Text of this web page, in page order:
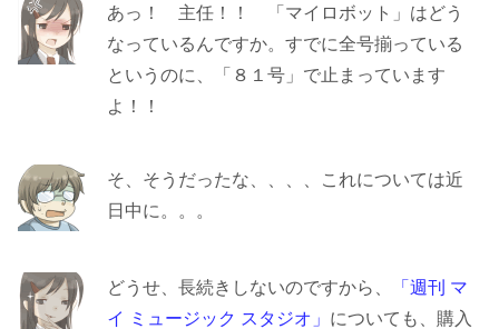
あっ！ 主任！！ 「マイロボット」はどう
なっているんですか。すでに全号揃っている
というのに、「８１号」で止まっています
よ！！
そ、そうだったな、、、、これについては近
日中に。。。
どうせ、長続きしないのですから、
「週刊 マ
イ ミュージック スタジオ」 についても、購入